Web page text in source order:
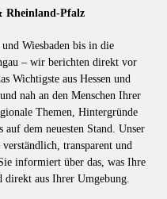
Rheinland-Pfalz
Wiesbaden bis in die
– wir berichten direkt vor
Wichtigste aus Hessen und
nah an den Menschen Ihrer
Themen, Hintergründe
dem neuesten Stand. Unser
transparent und
informiert über das, was Ihre
direkt aus Ihrer Umgebung.